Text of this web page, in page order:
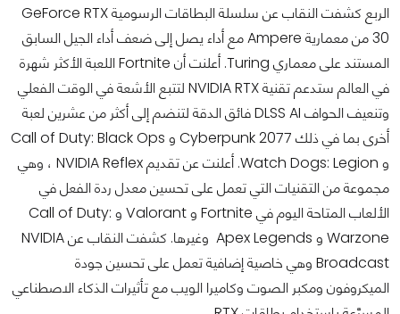
الربع كشفت النقاب عن سلسلة البطاقات الرسومية GeForce RTX
30 من معمارية Ampere مع أداء يصل إلى ضعف أداء الجيل السابق
المستند على معماري Turing. أعلنت أن Fortnite اللعبة الأكثر شهرة
في العالم ستدعم تقنية NVIDIA RTX لتتبع الأشعة في الوقت الفعلي
وتنعيف الحواف DLSS AI فائق الدقة لتنضم إلى أكثر من عشرين لعبة
أخرى بما في ذلك Cyberpunk 2077 و Call of Duty: Black Ops
و Watch Dogs: Legion. أعلنت عن تقديم NVIDIA Reflex ، وهي
مجموعة من التقنيات التي تعمل على تحسين معدل ردة الفعل في
الألعاب المتاحة اليوم في Fortnite و Valorant و Call of Duty:
Warzone و Apex Legends وغيرها. كشفت النقاب عن NVIDIA
Broadcast وهي خاصية إضافية تعمل على تحسين جودة
الميكروفون ومكبر الصوت وكاميرا الويب مع تأثيرات الذكاء الاصطناعي